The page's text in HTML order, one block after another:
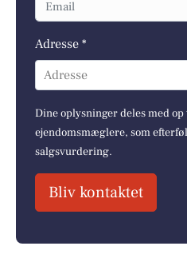
Adresse *
Adresse
Dine oplysninger deles med
ejendomsmæglere, som
salgsvurdering.
Bliv kontaktet